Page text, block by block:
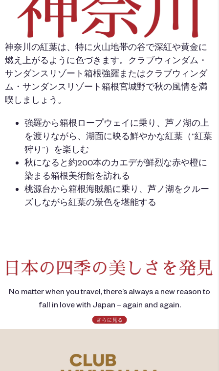
神奈川の紅葉は、特に火山地帯の谷で深紅や黄金に
燃え上がるように色づきます。クラブウィンダム・
サンダンスリゾート箱根強羅またはクラブウィンダ
ム・サンダンスリゾート箱根宮城野で秋の風情を満
喫しましょう。
強羅から箱根ロープウェイに乗り、芦ノ湖の上
を渡りながら、湖面に映る鮮やかな紅葉（“紅葉
狩り”）を楽しむ
秋になると約200本のカエデが鮮烈な赤や橙に
染まる箱根美術館を訪れる
桃源台から箱根海賊船に乗り、芦ノ湖をクルー
ズしながら紅葉の景色を堪能する
No matter when you travel, there’s always a new reason to
fall in love with Japan – again and again.